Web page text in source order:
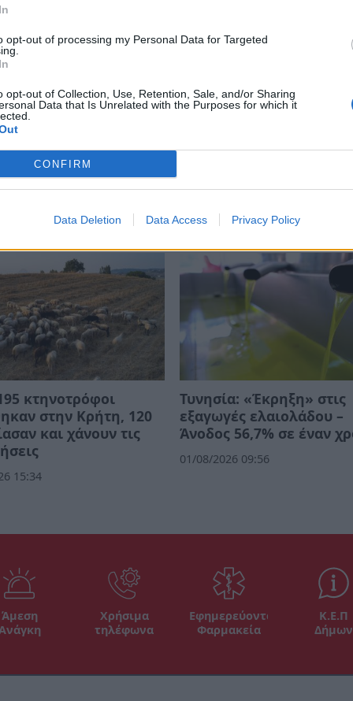
opt-out of processing my Personal Data for Targeted
opt-out of Collection, Use, Retention, Sale, and/or Sharing
Data that Is Unrelated with the Purposes for which it
CONFIRM
Data Deletion Data Access Privacy Policy
Έρχονται νέες
στο ελαιόλαδο – Η
ζέστη πλήττει τις
στην Ευρώπη
Αποζημιώσεις για
05/08/2026 19:30
κτηνοτρόφοι
στην Κρήτη, 120
και χάνουν τις
15:34
Τυνησία: «Έκρηξη» στις
εξαγωγές ελαιολάδου –
Άνοδος 56,7% σε έναν
01/08/2026 09:56
Άμεση
Χρήσιμα
τηλέφωνα
Εφημερεύοντα
Φαρμακεία
Κ.Ε.Π
Δήμων